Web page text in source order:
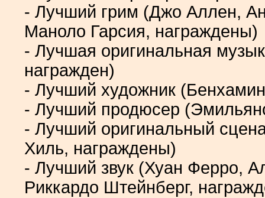
- Лучший грим (Джо Аллен,
Маноло Гарсия, награждены)
- Лучшая оригинальная
награжден)
- Лучший художник
- Лучший продюсер
- Лучший оригинальный
Хиль, награждены)
- Лучший звук (Хуан Ферро,
Риккардо Штейнберг,